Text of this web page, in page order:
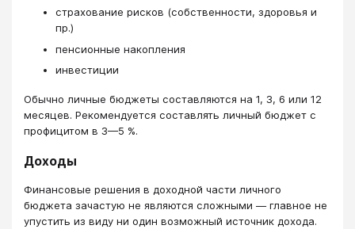
страхование рисков (собственности, здоровья и
пр.)
пенсионные накопления
инвестиции
Обычно личные бюджеты составляются на 1, 3, 6 или 12
месяцев. Рекомендуется составлять личный бюджет с
профицитом в 3—5 %.
Доходы
Финансовые решения в доходной части личного
бюджета зачастую не являются сложными — главное не
упустить из виду ни один возможный источник дохода.